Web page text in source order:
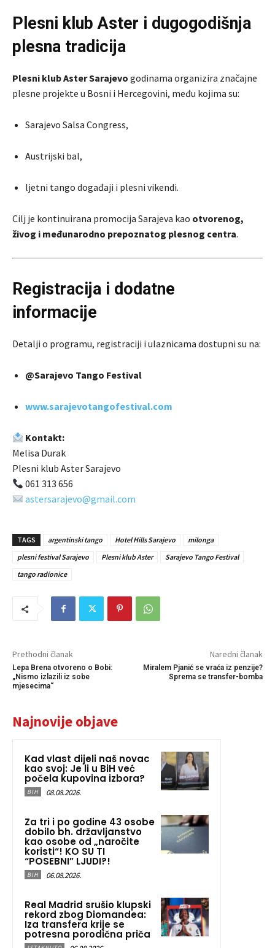
Plesni klub Aster i dugogodišnja
plesna tradicija
Plesni klub Aster Sarajevo godinama organizira značajne
plesne projekte u Bosni i Hercegovini, među kojima su:
Sarajevo Salsa Congress,
Austrijski bal,
ljetni tango događaji i plesni vikendi.
Cilj je kontinuirana promocija Sarajeva kao otvorenog,
živog i međunarodno prepoznatog plesnog centra.
Registracija i dodatne
informacije
Detalji o programu, registraciji i ulaznicama dostupni su na:
@Sarajevo Tango Festival
www.sarajevotangofestival.com
Kontakt:
Melisa Durak
Plesni klub Aster Sarajevo
061 313 656
astersarajevo@gmail.com
TAGS argentinski tango Hotel Hills Sarajevo
milonga
plesni festival Sarajevo
Plesni klub Aster
Sarajevo Tango Festival
tango radionice
Prethodni članak
Lepa Brena otvoreno o Bobi:
„Nismo izlazili iz sobe
mjesecima“
Naredni članak
Miralem Pjanić se vraća iz penzije?
Sprema se transfer-bomba
Najnovije objave
Kad vlast dijeli naš novac
kao svoj: Je li u BiH već
počela kupovina izbora?
BIH 08.08.2026.
Za tri i po godine 43 osobe
dobilo bh. državljanstvo
kao osobe od „naročite
koristi“! KO SU TI
“POSEBNI” LJUDI?!
BIH 06.08.2026.
Real Madrid srušio klupski
rekord zbog Diomandea:
Iza transfera krije se
potresna porodična priča